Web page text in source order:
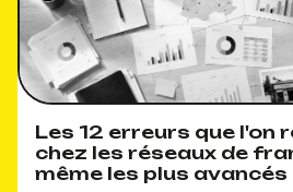
Les 12 erreurs que l'on
chez les réseaux de
même les plus avancés